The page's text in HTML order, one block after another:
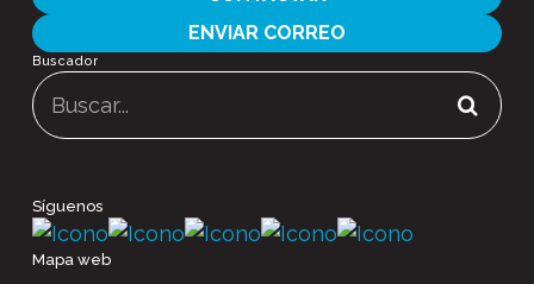
ENVIAR CORREO
Buscador
Buscar:
Síguenos
Mapa web